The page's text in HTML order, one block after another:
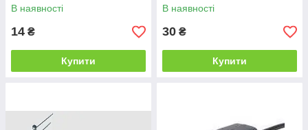
В наявності
14 ₴
Купити
В наявності
30 ₴
Купити